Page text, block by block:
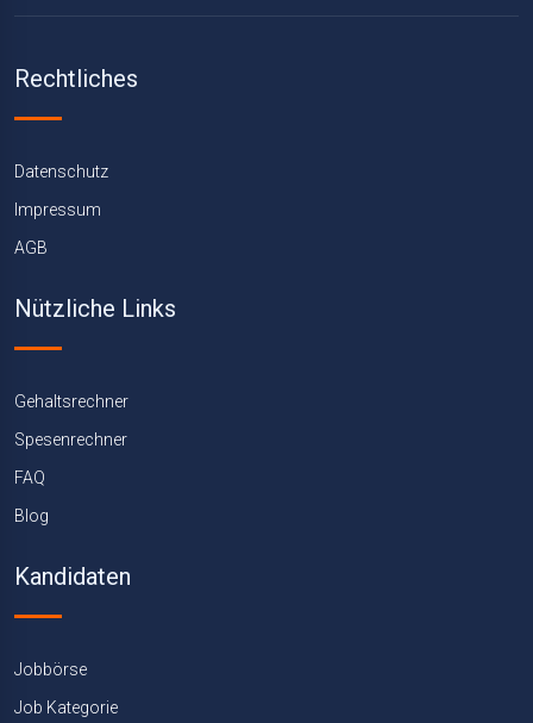
Rechtliches
Datenschutz
Impressum
AGB
Nützliche Links
Gehaltsrechner
Spesenrechner
FAQ
Blog
Kandidaten
Jobbörse
Job Kategorie